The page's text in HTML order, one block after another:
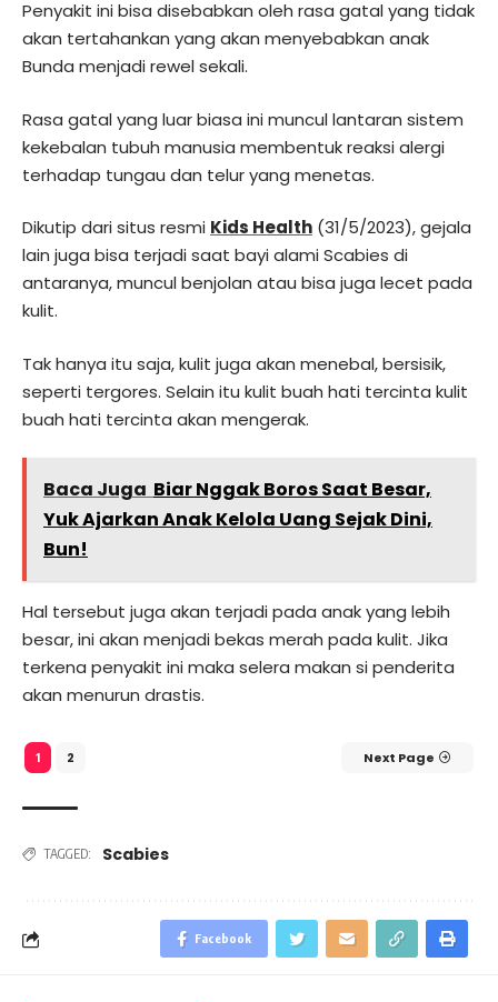
Penyakit ini bisa disebabkan oleh rasa gatal yang tidak
akan tertahankan yang akan menyebabkan anak
Bunda menjadi rewel sekali.
Rasa gatal yang luar biasa ini muncul lantaran sistem
kekebalan tubuh manusia membentuk reaksi alergi
terhadap tungau dan telur yang menetas.
Dikutip dari situs resmi Kids Health (31/5/2023), gejala
lain juga bisa terjadi saat bayi alami Scabies di
antaranya, muncul benjolan atau bisa juga lecet pada
kulit.
Tak hanya itu saja, kulit juga akan menebal, bersisik,
seperti tergores. Selain itu kulit buah hati tercinta kulit
buah hati tercinta akan mengerak.
Baca Juga Biar Nggak Boros Saat Besar,
Yuk Ajarkan Anak Kelola Uang Sejak Dini,
Bun!
Hal tersebut juga akan terjadi pada anak yang lebih
besar, ini akan menjadi bekas merah pada kulit. Jika
terkena penyakit ini maka selera makan si penderita
akan menurun drastis.
1 2 Next Page
TAGGED: Scabies
Facebook